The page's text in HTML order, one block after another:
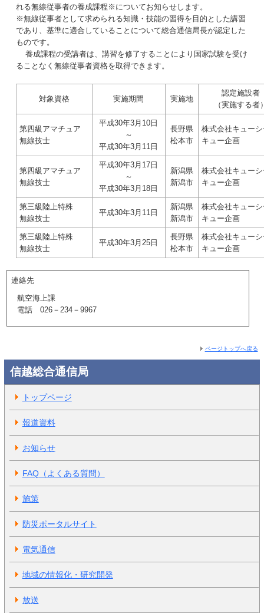
れる無線従事者の養成課程※についてお知らせします。
※無線従事者として求められる知識・技能の習得を目的とした講習
であり、基準に適合していることについて総合通信局長が認定した
ものです。
養成課程の受講者は、講習を修了することにより国家試験を受け
ることなく無線従事者資格を取得できます。
対象資格 実施期間 実施地
認定施設者
（実施する者
第四級アマチュア
無線技士
平成30年3月10日
～
平成30年3月11日
長野県
松本市
株式会社キュー
キュー企画
第四級アマチュア
無線技士
平成30年3月17日
～
平成30年3月18日
新潟県
新潟市
株式会社キュー
キュー企画
第三級陸上特殊
無線技士
平成30年3月11日
新潟県
新潟市
株式会社キュー
キュー企画
第三級陸上特殊
無線技士
平成30年3月25日
長野県
松本市
株式会社キュー
キュー企画
連絡先
航空海上課
電話 026－234－9967
ページトップへ戻る
信越総合通信局
トップページ
報道資料
お知らせ
FAQ（よくある質問）
施策
防災ポータルサイト
電気通信
地域の情報化・研究開発
放送